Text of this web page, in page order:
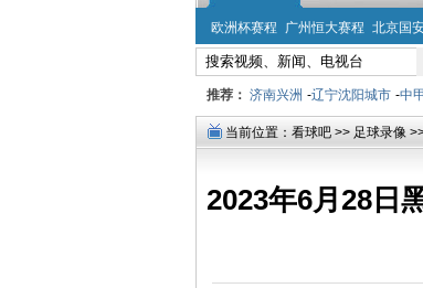
欧洲杯赛程 广州恒大赛程 北京国
推荐： 济南兴洲 -辽宁沈阳城市 -中甲
当前位置： 看球吧 >> 足球录像
2023年6月28日